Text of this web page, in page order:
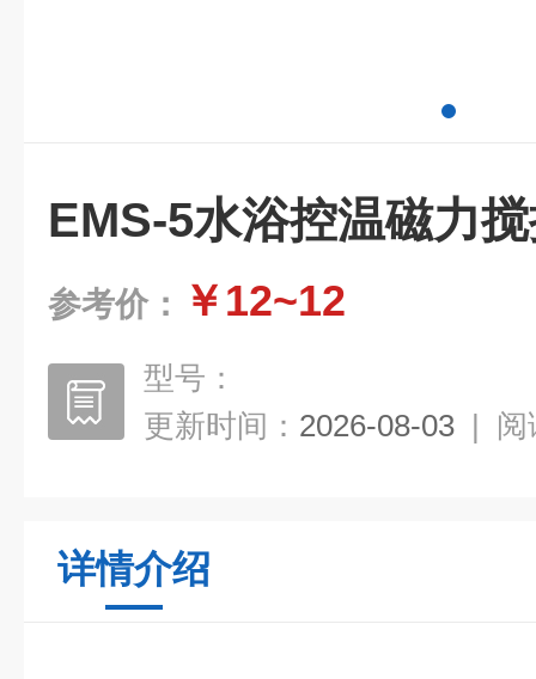
EMS-5水浴控温磁力
参考价： ￥12~12
型号：
更新时间： 2026-08-03 | 阅
详情介绍